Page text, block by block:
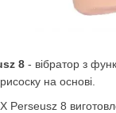
8 - вібратор з
на основі.
Perseusz 8